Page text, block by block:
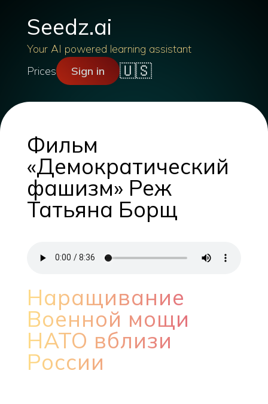
Seedz.ai
Your AI powered learning assistant
Prices
Sign in 🇺🇸
Фильм
«Демократический
фашизм» Реж
Татьяна Борщ
Наращивание
Военной мощи
НАТО вблизи
России